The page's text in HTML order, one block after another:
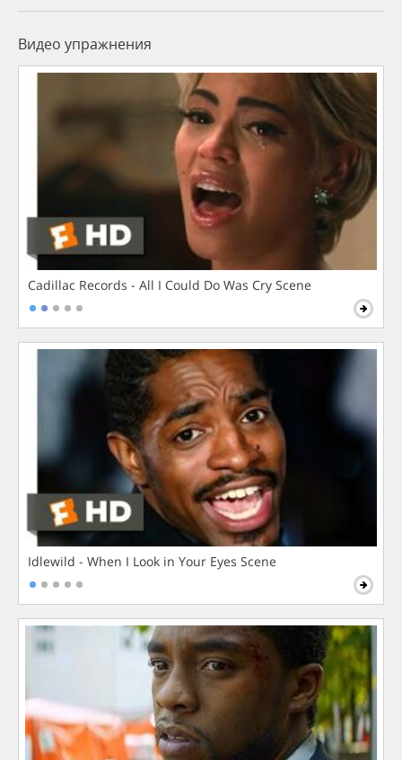
Видео упражнения
Cadillac Records - All I Could Do Was Cry Scene
Idlewild - When I Look in Your Eyes Scene